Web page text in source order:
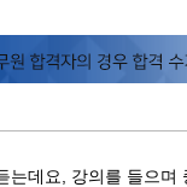
는데요, 강의를 들으며